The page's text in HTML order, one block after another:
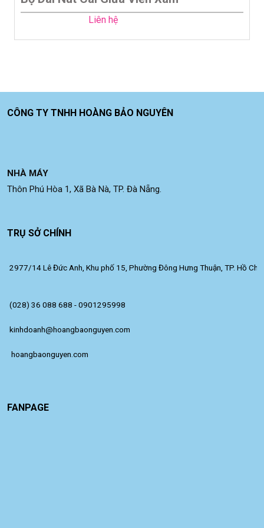
Liên hệ
CÔNG TY TNHH HOÀNG BẢO NGUYÊN
NHÀ MÁY
Thôn Phú Hòa 1, Xã Bà Nà, TP. Đà Nẵng.
TRỤ SỞ CHÍNH
2977/14 Lê Đức Anh, Khu phố 15, Phường Đông Hưng Thuận, TP. Hồ Chí
(028) 36 088 688 - 0901295998
kinhdoanh@hoangbaonguyen.com
hoangbaonguyen.com
FANPAGE